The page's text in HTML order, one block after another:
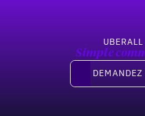
Simple
Demandez
DEMANDEZ